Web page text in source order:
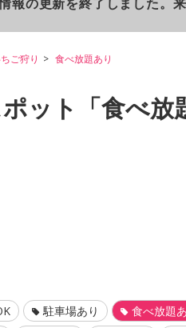
ご狩り 食べ放題あり
ット「食べ放
駐車場あり
食べ放題